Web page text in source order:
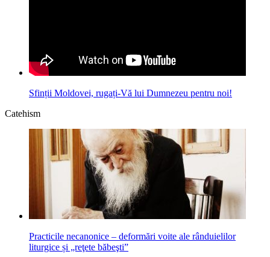
Sfinții Moldovei, rugați-Vă lui Dumnezeu pentru noi!
Catehism
Practicile necanonice – deformări voite ale rânduielilor
liturgice și „reţete băbeşti”